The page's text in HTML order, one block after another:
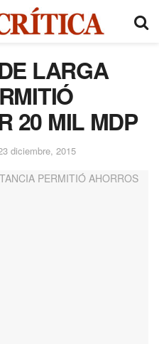
LARGA
20 MIL MDP
diciembre, 2015